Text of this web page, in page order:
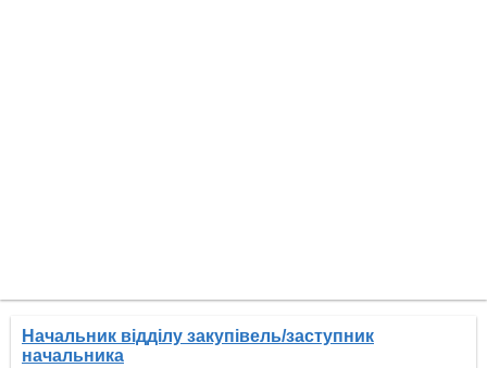
Начальник відділу закупівель/заступник
начальника